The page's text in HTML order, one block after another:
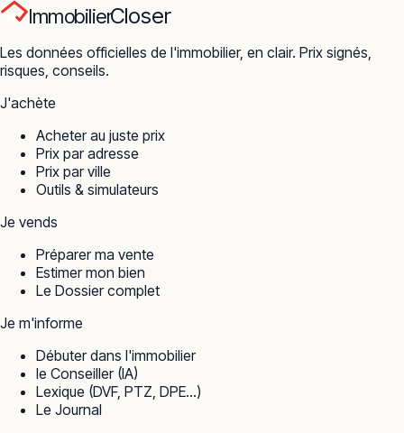
ImmobilierCloser
Les données officielles de l'immobilier, en clair. Prix signés,
risques, conseils.
J'achète
Acheter au juste prix
Prix par adresse
Prix par ville
Outils & simulateurs
Je vends
Préparer ma vente
Estimer mon bien
Le Dossier complet
Je m'informe
Débuter dans l'immobilier
le Conseiller (IA)
Lexique (DVF, PTZ, DPE…)
Le Journal